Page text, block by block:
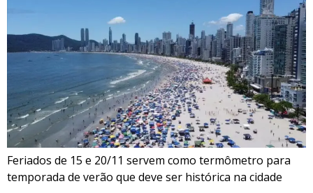
Feriados de 15 e 20/11 servem como termômetro para
temporada de verão que deve ser histórica na cidade